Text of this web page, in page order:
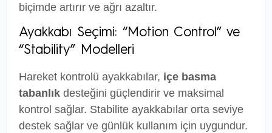
biçimde artırır ve ağrı azaltır.
Ayakkabı Seçimi: “Motion Control” ve
“Stability” Modelleri
Hareket kontrolü ayakkabılar, içe basma
tabanlık desteğini güçlendirir ve maksimal
kontrol sağlar. Stabilite ayakkabılar orta seviye
destek sağlar ve günlük kullanım için uygundur.